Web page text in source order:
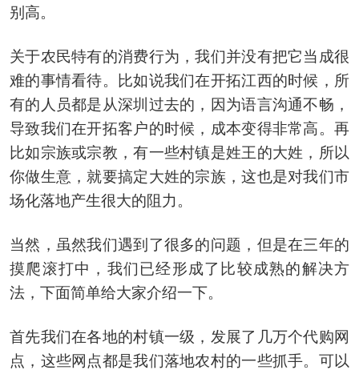
别高。
关于农民特有的消费行为，我们并没有把它当成很
难的事情看待。比如说我们在开拓江西的时候，所
有的人员都是从深圳过去的，因为语言沟通不畅，
导致我们在开拓客户的时候，成本变得非常高。再
比如宗族或宗教，有一些村镇是姓王的大姓，所以
你做生意，就要搞定大姓的宗族，这也是对我们市
场化落地产生很大的阻力。
当然，虽然我们遇到了很多的问题，但是在三年的
摸爬滚打中，我们已经形成了比较成熟的解决方
法，下面简单给大家介绍一下。
首先我们在各地的村镇一级，发展了几万个代购网
点，这些网点都是我们落地农村的一些抓手。可以